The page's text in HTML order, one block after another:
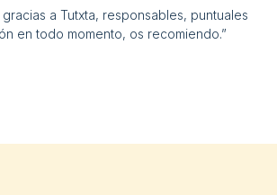
a Tutxta, responsables, puntuales
en todo momento, os recomiendo.”